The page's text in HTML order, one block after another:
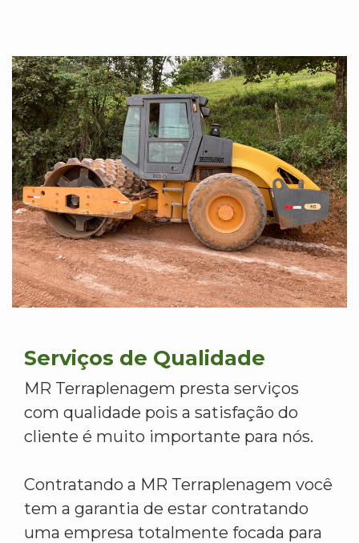
Serviços de Qualidade
MR Terraplenagem presta serviços
com qualidade pois a satisfação do
cliente é muito importante para nós.
Contratando a MR Terraplenagem você
tem a garantia de estar contratando
uma empresa totalmente focada para